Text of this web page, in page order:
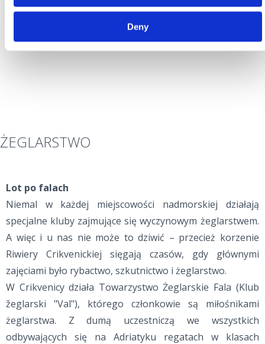
Deny
+385 98 625 715
www.selce.com.hr
ŻEGLARSTWO
Lot po falach
Niemal w każdej miejscowości nadmorskiej działają
specjalne kluby zajmujące się wyczynowym żeglarstwem.
A więc i u nas nie może to dziwić – przecież korzenie
Riwiery Crikvenickiej sięgają czasów, gdy głównymi
zajęciami było rybactwo, szkutnictwo i żeglarstwo.
W Crikvenicy działa Towarzystwo Żeglarskie Fala (Klub
žeglarski "Val"), którego członkowie są miłośnikami
żeglarstwa. Z dumą uczestniczą we wszystkich
odbywających się na Adriatyku regatach w klasach